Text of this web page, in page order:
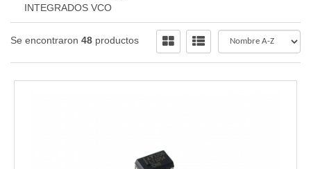
INTEGRADOS VCO
Se encontraron 48 productos